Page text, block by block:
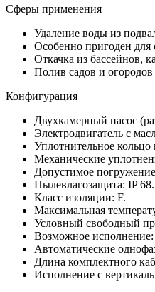
Сферы применения
Удаление воды из
Особенно пригоден
Откачка из бассейнов,
Полив садов и огородов
Конфигурация
Двухкамерный насос
Электродвигатель с
Уплотнительное кольцо
Механические
Допустимое
Пылевлагозащита: IP 68.
Класс изоляции: F.
Максимальная
Условный свободный
Возможное исполнение:
Автоматические
Длина комплектного
Исполнение с